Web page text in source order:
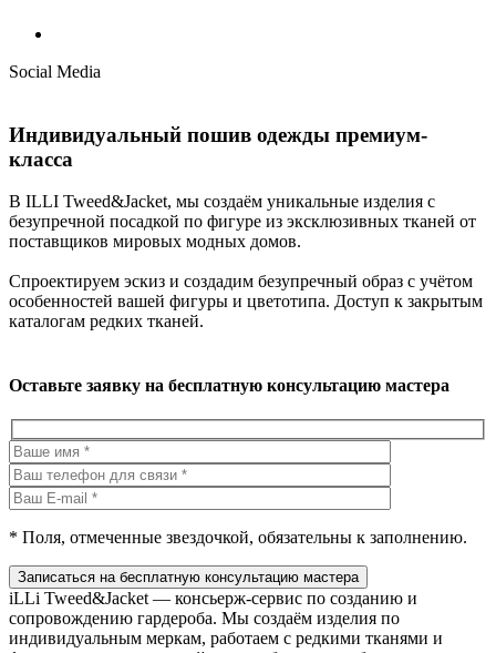
Social Media
Индивидуальный пошив одежды премиум-
класса
В ILLI Tweed&Jacket, мы создаём уникальные изделия с
безупречной посадкой по фигуре из эксклюзивных тканей от
поставщиков мировых модных домов.
Спроектируем эскиз и создадим безупречный образ с учётом
особенностей вашей фигуры и цветотипа. Доступ к закрытым
каталогам редких тканей.
Оставьте заявку на бесплатную консультацию мастера
* Поля, отмеченные звездочкой, обязательны к заполнению.
Записаться на бесплатную консультацию мастера
iLLi Tweed&Jacket — консьерж‑сервис по созданию и
сопровождению гардероба. Мы создаём изделия по
индивидуальным меркам, работаем с редкими тканями и